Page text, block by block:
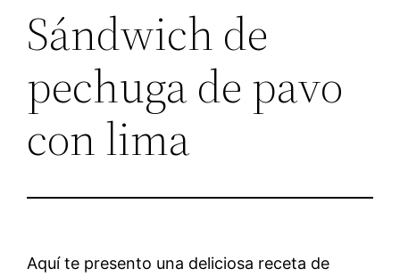
Sándwich de
pechuga de pavo
con lima
Aquí te presento una deliciosa receta de